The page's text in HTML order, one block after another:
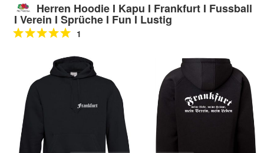
Herren Hoodie I Kapu I Frankfurt I Fussball
I Verein I Sprüche I Fun I Lustig
1